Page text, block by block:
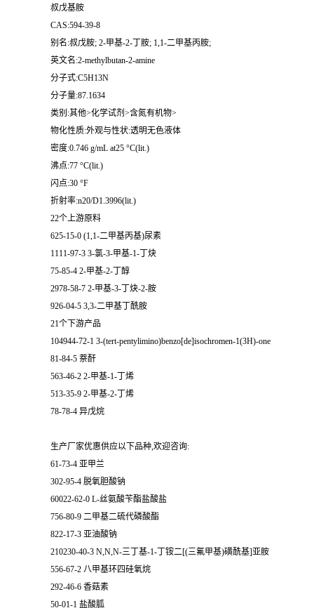
叔戊基胺
CAS:594-39-8
别名:叔戊胺; 2-甲基-2-丁胺; 1,1-二甲基丙胺;
英文名:2-methylbutan-2-amine
分子式:C5H13N
分子量:87.1634
类别:其他>化学试剂>含氮有机物>
物化性质:外观与性状:透明无色液体
密度:0.746 g/mL at25 °C(lit.)
沸点:77 °C(lit.)
闪点:30 °F
折射率:n20/D1.3996(lit.)
22个上游原料
625-15-0 (1,1-二甲基丙基)尿素
1111-97-3 3-氯-3-甲基-1-丁炔
75-85-4 2-甲基-2-丁醇
2978-58-7 2-甲基-3-丁炔-2-胺
926-04-5 3,3-二甲基丁酰胺
21个下游产品
104944-72-1 3-(tert-pentylimino)benzo[de]isochromen-1(3H)-one
81-84-5 萘酐
563-46-2 2-甲基-1-丁烯
513-35-9 2-甲基-2-丁烯
78-78-4 异戊烷
生产厂家优惠供应以下品种,欢迎咨询:
61-73-4 亚甲兰
302-95-4 脱氧胆酸钠
60022-62-0 L-丝氨酸苄酯盐酸盐
756-80-9 二甲基二硫代磷酸酯
822-17-3 亚油酸钠
210230-40-3 N,N,N-三丁基-1-丁铵二[(三氟甲基)磺酰基]亚胺
556-67-2 八甲基环四硅氧烷
292-46-6 香菇素
50-01-1 盐酸胍